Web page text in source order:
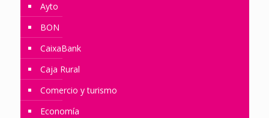
Ayto
BON
CaixaBank
Caja Rural
Comercio y turismo
Economía